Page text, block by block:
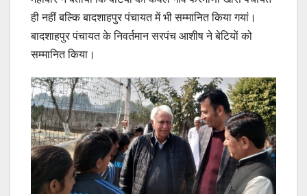
ही नहीं बल्कि बादशाहपुर पंचायत में भी सम्मानित किया गयां।
बादशाहपुर पंचायत के निवर्तमान सरपंच आशीष ने बेटियों को
सम्मानित किया।